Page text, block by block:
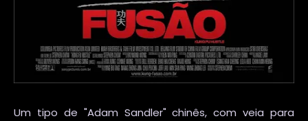
Um tipo de "Adam Sandler" chinês, com veia para